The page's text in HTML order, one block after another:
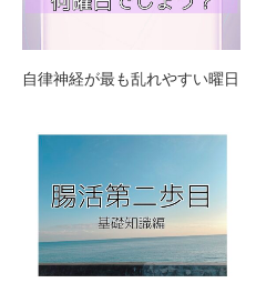
自律神経が最も乱れやすい曜日